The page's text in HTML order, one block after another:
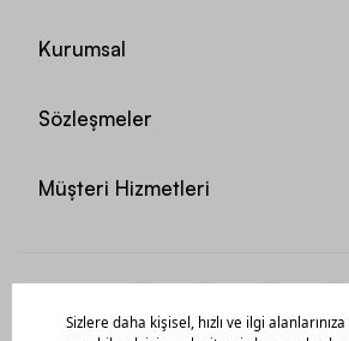
Kurumsal
Sözleşmeler
Müşteri Hizmetleri